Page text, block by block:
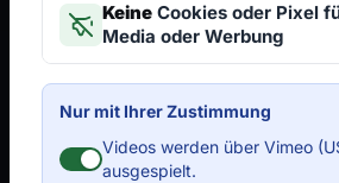
Keine Cookies oder Pixel
Media oder Werbung
Nur mit Ihrer Zustimmung
Videos werden über Vimeo
ausgespielt.